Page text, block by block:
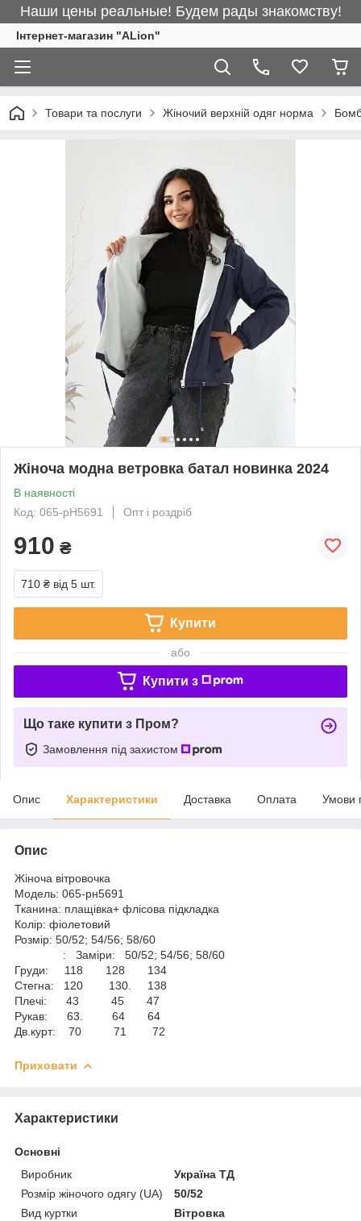
Наши цены реальные! Будем рады знакомству!
Інтернет-магазин "ALіon"
Товари та послуги Жіночий верхній одяг норма
Жіноча модна ветровка батал новинка 2024
В наявності
Код: 065-рН5691
Опт і роздріб
910 ₴
710 ₴ від 5 шт.
Купити
або
Купити з
Що таке купити з Пром?
Замовлення під захистом
Опис Характеристики Доставка Оплата Умови
Опис
Жіноча вітровочка
Модель: 065-рн5691
Тканина: плащівка+ флісова підкладка
Колір: фіолетовий
Розмір: 50/52; 54/56; 58/60
: Заміри: 50/52; 54/56; 58/60
Груди: 118 128 134
Стегна: 120 130. 138
Плечі: 43 45 47
Рукав: 63. 64 64
Дв.курт: 70 71 72
Приховати
Характеристики
Основні
Виробник
Україна ТД
Розмір жіночого одягу (UA)
50/52
Вид куртки
Вітровка